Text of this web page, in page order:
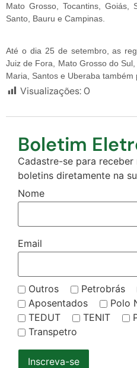
Mato Grosso, Tocantins,
Santo, Bauru e Campinas.
Até o dia 25 de setembro, as
Juiz de Fora, Mato Grosso do
Maria, Santos e Uberaba também
Visualizações:0
Boletim
Cadastre-se para
boletins diretamente na
Nome
Email
Outros Petrobrás
Aposentados
Polo
TEDUT
TENIT
Transpetro
Inscreva-se